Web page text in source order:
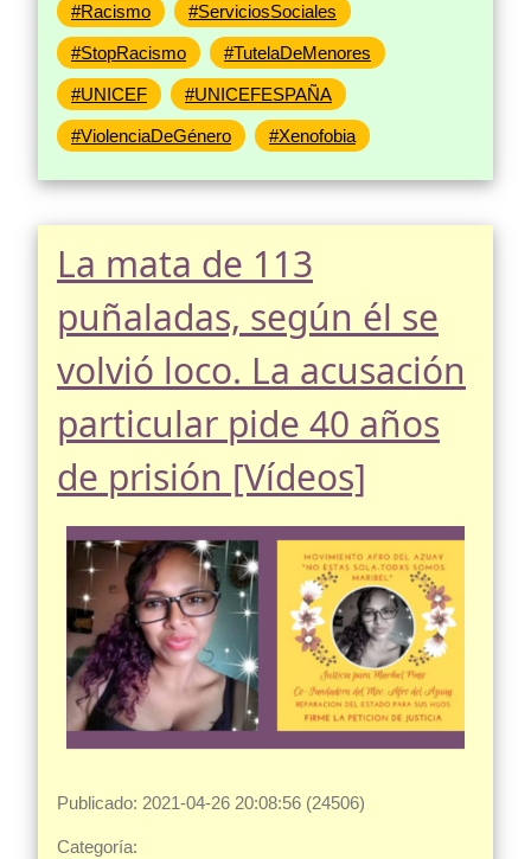
#Racismo #ServiciosSociales
#StopRacismo #TutelaDeMenores
#UNICEF #UNICEFESPAÑA
#ViolenciaDeGénero #Xenofobia
La mata de 113
puñaladas, según él se
volvió loco. La acusación
particular pide 40 años
de prisión [Vídeos]
Publicado: 2021-04-26 20:08:56 (24506)
Categoría: